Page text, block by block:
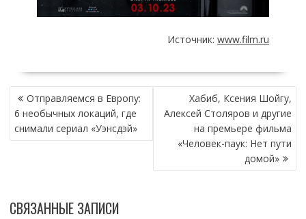
Источник:www.film.ru
НАВИГАЦИЯ
ПО
ЗАПИСЯМ
Отправляемся в Европу:
6 необычных локаций, где
снимали сериал «Уэнсдэй»
Хабиб, Ксения Шойгу,
Алексей Столяров и другие
на премьере фильма
«Человек-паук: Нет пути
домой»
СВЯЗАННЫЕ ЗАПИСИ